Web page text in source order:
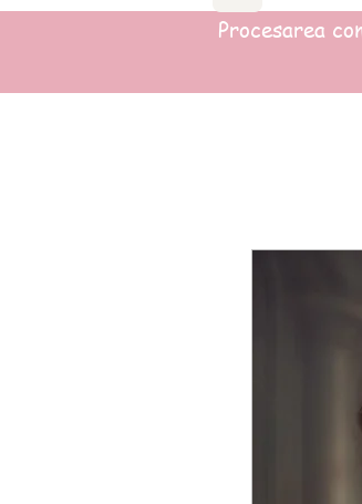
Procesarea